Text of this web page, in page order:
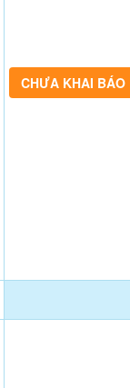
CHƯA KHAI BÁO